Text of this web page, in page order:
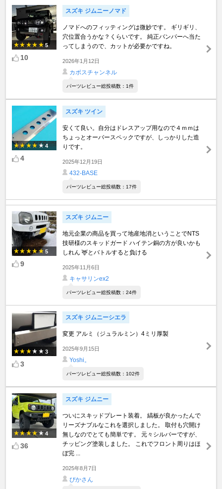
5
10
スズキ ジムニーノマド
ノマドへのフィッティングは微妙です。 ギリギリ、
穴位置合うかな？くらいです。 純正バンパーへ当た
ってしまうので、カットが必要かですね。
2026年1月12日
カボスチャンネル
パーツレビュー総投稿数：1件
4
4
スズキ ツイン
安くて良い。自分はドレスアップ用なので４ｍｍは
ちょっとオーバースペックですが、しっかりした造
りです。
2025年12月19日
432-BASE
パーツレビュー総投稿数：17件
5
9
スズキ ジムニー
地元企業の商品を買って地産地消ということでNTS
技研様のスキッドガード ハイテン銅の方が良いかも
しれん 🦌とバトルすると負ける
2025年11月6日
キャサリンex2
パーツレビュー総投稿数：24件
3
3
スズキ ジムニーシエラ
変更 アルミ（ジュラルミン）4ミリ厚製
2025年9月15日
Yoshi。
パーツレビュー総投稿数：102件
4
36
スズキ ジムニー
ついにスキッドプレート装着。 縞板が良かったんで
リーズナブルなこれを選択しました。 取付も穴開け
無しなのでとても簡単です。 元々シルバーですが、
チッピング塗装しました。 これでフロント周りはほ
ぼ完 ...
2025年8月7日
ぴかさん